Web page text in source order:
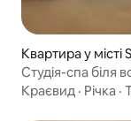
Квартира у
Студія-спа біля
Краєвид · Річка ·